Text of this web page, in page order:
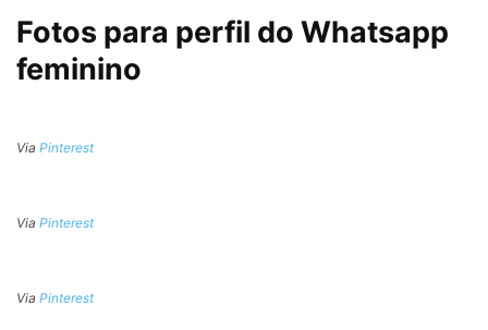
Fotos para perfil do Whatsapp
feminino
Via Pinterest
Via Pinterest
Via Pinterest